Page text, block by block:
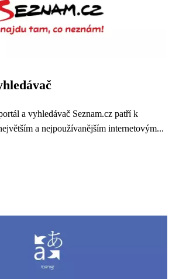
a vyhledávač Seznam.cz patří k
a nejpoužívanějším internetovým...